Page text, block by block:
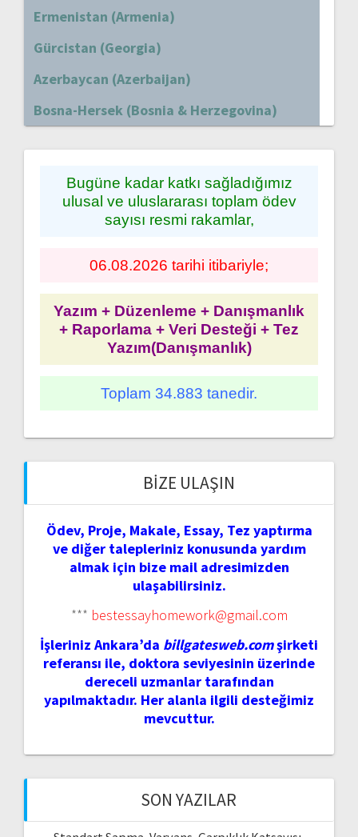
Ermenistan (Armenia)
Gürcistan (Georgia)
Azerbaycan (Azerbaijan)
Bosna-Hersek (Bosnia & Herzegovina)
Bugüne kadar katkı sağladığımız
ulusal ve uluslararası toplam ödev
sayısı resmi rakamlar,
06.08.2026 tarihi itibariyle;
Yazım + Düzenleme + Danışmanlık
+ Raporlama + Veri Desteği + Tez
Yazım(Danışmanlık)
Toplam 34.883 tanedir.
BIZE ULAŞIN
Ödev, Proje, Makale, Essay, Tez yaptırma
ve diğer talepleriniz konusunda yardım
almak için bize mail adresimizden
ulaşabilirsiniz.
*** bestessayhomework@gmail.com
İşleriniz Ankara’da billgatesweb.comşirketi
referansı ile, doktora seviyesinin üzerinde
dereceli uzmanlar tarafından
yapılmaktadır. Her alanla ilgili desteğimiz
mevcuttur.
SON YAZILAR